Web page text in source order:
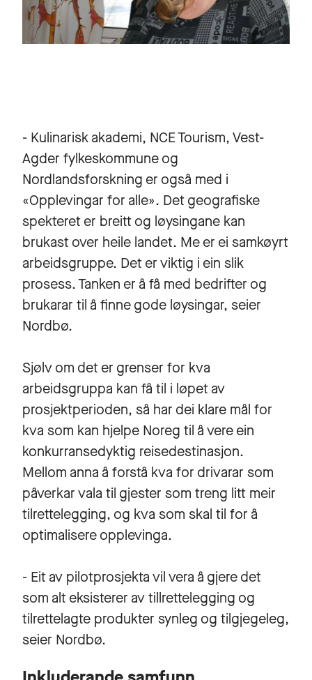
- Kulinarisk akademi, NCE Tourism, Vest-
Agder fylkeskommune og
Nordlandsforskning er også med i
«Opplevingar for alle». Det geografiske
spekteret er breitt og løysingane kan
brukast over heile landet. Me er ei samkøyrt
arbeidsgruppe. Det er viktig i ein slik
prosess. Tanken er å få med bedrifter og
brukarar til å finne gode løysingar, seier
Nordbø.
Sjølv om det er grenser for kva
arbeidsgruppa kan få til i løpet av
prosjektperioden, så har dei klare mål for
kva som kan hjelpe Noreg til å vere ein
konkurransedyktig reisedestinasjon.
Mellom anna å forstå kva for drivarar som
påverkar vala til gjester som treng litt meir
tilrettelegging, og kva som skal til for å
optimalisere opplevinga.
- Eit av pilotprosjekta vil vera å gjere det
som alt eksisterer av tillrettelegging og
tilrettelagte produkter synleg og tilgjegeleg,
seier Nordbø.